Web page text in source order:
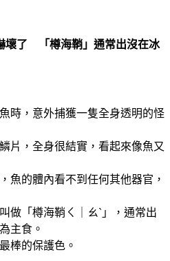
壞了 「樽海鞘」通常出沒在冰
時，意外捕獲一隻全身透明的怪
片，全身很結實，看起來像魚又
魚的體內看不到任何其他器官，
做「樽海鞘ㄑ｜ㄠˋ」，通常出
主食。
棒的保護色。